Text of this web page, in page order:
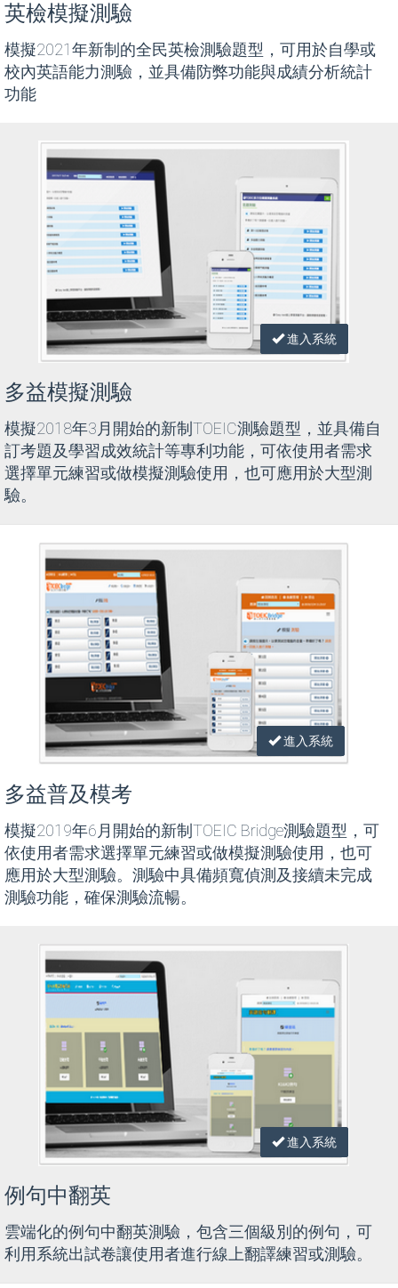
英檢模擬測驗
模擬2021年新制的全民英檢測驗題型，可用於自學或
校內英語能力測驗，並具備防弊功能與成績分析統計
功能
進入系統
多益模擬測驗
模擬2018年3月開始的新制TOEIC測驗題型，並具備自
訂考題及學習成效統計等專利功能，可依使用者需求
選擇單元練習或做模擬測驗使用，也可應用於大型測
驗。
進入系統
多益普及模考
模擬2019年6月開始的新制TOEIC Bridge測驗題型，可
依使用者需求選擇單元練習或做模擬測驗使用，也可
應用於大型測驗。測驗中具備頻寬偵測及接續未完成
測驗功能，確保測驗流暢。
進入系統
例句中翻英
雲端化的例句中翻英測驗，包含三個級別的例句，可
利用系統出試卷讓使用者進行線上翻譯練習或測驗。